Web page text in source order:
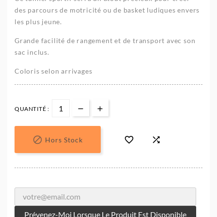
des parcours de motricité ou de basket ludiques envers
les plus jeune.
Grande facilité de rangement et de transport avec son
sac inclus.
Coloris selon arrivages
QUANTITÉ :
 Hors Stock  
Prévenez-Moi Lorsque Le Produit Est Disponible